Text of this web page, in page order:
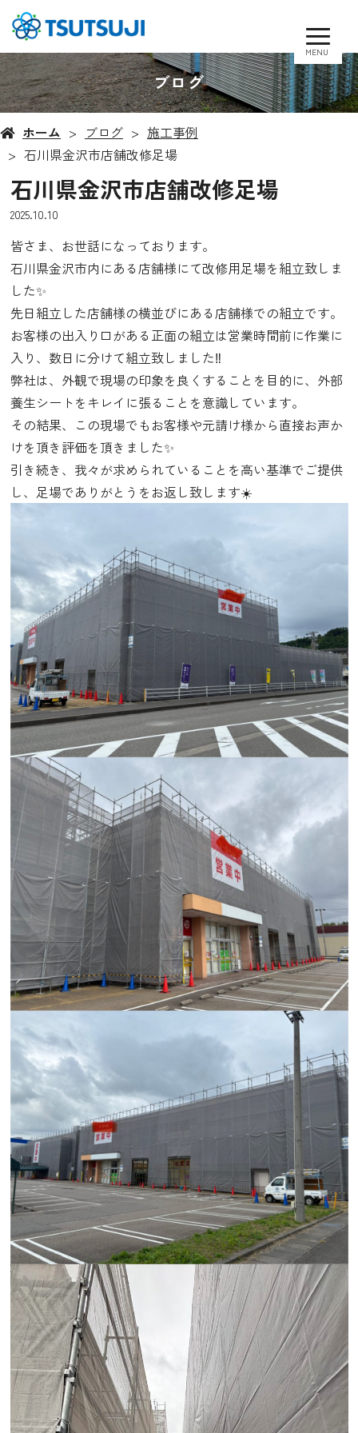
MENU
ブログ
ホーム ブログ
施工事例
石川県金沢市店舗改修足場
石川県金沢市店舗改修足場
2025.10.10
皆さま、お世話になっております。
石川県金沢市内にある店舗様にて改修用足場を組立致しま
した✨
先日組立した店舗様の横並びにある店舗様での組立です。
お客様の出入り口がある正面の組立は営業時間前に作業に
入り、数日に分けて組立致しました‼️
弊社は、外観で現場の印象を良くすることを目的に、外部
養生シートをキレイに張ることを意識しています。
その結果、この現場でもお客様や元請け様から直接お声か
けを頂き評価を頂きました✨
引き続き、我々が求められていることを高い基準でご提供
し、足場でありがとうをお返し致します☀️